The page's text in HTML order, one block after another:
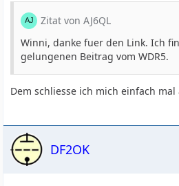
Zitat von AJ6QL
Winni, danke fuer den Link. Ich
gelungenen Beitrag vom WDR5.
Dem schliesse ich mich einfach mal
DF2OK